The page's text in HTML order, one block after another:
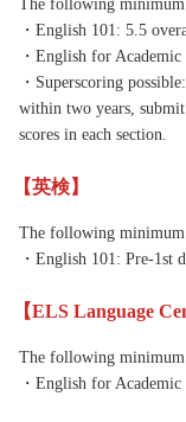
The following minimum
・English 101: 5.5
・English for
・Superscoring
within two years,
scores in each section.
【英検】
The following minimum
・English 101: Pre-1st
【ELS Language
The following minimum
・English for